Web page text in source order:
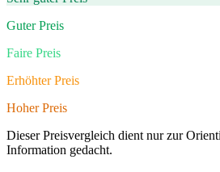
Guter Preis
Faire Preis
Erhöhter Preis
Hoher Preis
Dieser Preisvergleich dient nur zur
Information gedacht.